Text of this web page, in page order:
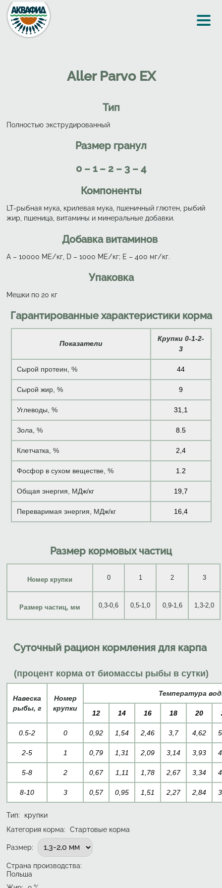
Перейти к основному содержанию
Aller Parvo EX
Тип
Полностью экструдированный
Размер гранул
0 – 1 – 2 – 3 – 4
Компоненты
LT-рыбная мука, крилевая мука, пшеничный глютен, рыбий
жир, пшеница, витамины и минеральные добавки.
Добавка витаминов
А – 10000 МЕ/кг, D – 1000 ME/кг; Е – 400 мг/кг.
Упаковка
Мешки по 20 кг
Гарантированные характеристики корма
Показатели
Крупки 0-1-2-
3
Сырой протеин, % 44
Сырой жир, % 9
Углеводы, % 31,1
Зола, % 8.5
Клетчатка, % 2,4
Фосфор в сухом веществе, % 1.2
Общая энергия, МДж/кг 19,7
Переваримая энергия, МДж/кг 16,4
Размер кормовых частиц
Номер крупки 0 1 2 3
Размер частиц, мм 0,3-0,6 0,5-1,0 0,9-1,6 1,3-2,0
Суточный рацион кормления для карпа
(процент корма от биомассы рыбы в сутки)
Навеска
рыбы, г
Номер
крупки
Температура
12 14 16 18 20
0.5-2 0 0,92 1,54 2,46 3,7 4,62
2-5 1 0,79 1,31 2,09 3,14 3,93
5-8 2 0,67 1,11 1,78 2,67 3,34
8-10 3 0,57 0,95 1,51 2,27 2,84
Тип:
крупки
Категория корма: Стартовые корма
Подобрать вариант
Размер:
Страна производства:
Польша